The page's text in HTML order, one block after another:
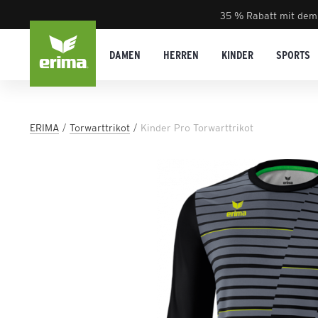
35 % Rabatt mit
DAMEN HERREN KINDER SPORTS
ERIMA Torwarttrikot Kinder Pro Torwarttrikot